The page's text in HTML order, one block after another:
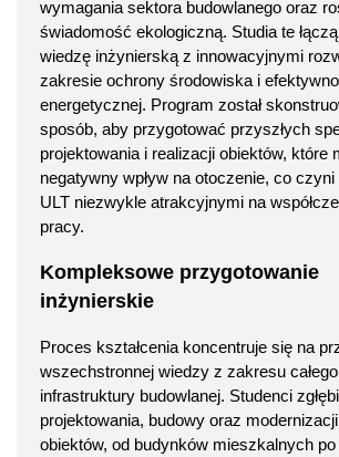
wymagania sektora budowlanego oraz
świadomość ekologiczną. Studia te
wiedzę inżynierską z innowacyjnymi
zakresie ochrony środowiska i
energetycznej. Program został
sposób, aby przygotować przyszłych
projektowania i realizacji obiektów, które
negatywny wpływ na otoczenie, co
ULT niezwykle atrakcyjnymi na
pracy.
Kompleksowe przygotowanie
inżynierskie
Proces kształcenia koncentruje się na
wszechstronnej wiedzy z zakresu
infrastruktury budowlanej. Studenci
projektowania, budowy oraz
obiektów, od budynków mieszkalnych po